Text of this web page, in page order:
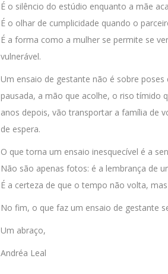
É o silêncio do estúdio enquanto a mãe
É o olhar de cumplicidade quando o
É a forma como a mulher se permite se
vulnerável.
Um ensaio de gestante não é sobre
pausada, a mão que acolhe, o riso tímido
anos depois, vão transportar a família de
de espera.
O que torna um ensaio inesquecível é a
Não são apenas fotos: é a lembrança de
É a certeza de que o tempo não volta,
No fim, o que faz um ensaio de gestante
Um abraço,
Andréa Leal